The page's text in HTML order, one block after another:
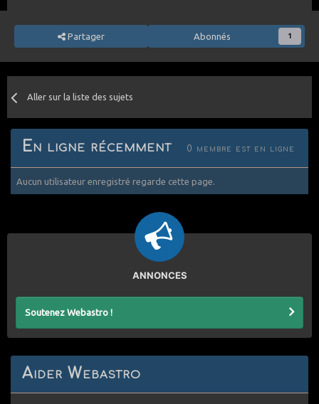
Partager Abonnés 1
Aller sur la liste des sujets
En ligne récemment 0 membre est en ligne
Aucun utilisateur enregistré regarde cette page.
ANNONCES
Soutenez Webastro !
Aider Webastro